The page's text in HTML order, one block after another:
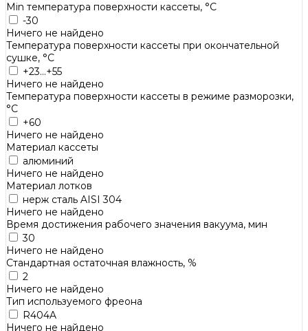
Min температура поверхности кассеты, °C
-30
Ничего не найдено
Температура поверхности кассеты при окончательной
сушке, °C
+23...+55
Ничего не найдено
Температура поверхности кассеты в режиме разморозки,
°C
+60
Ничего не найдено
Материал кассеты
алюминий
Ничего не найдено
Материал лотков
нерж сталь AISI 304
Ничего не найдено
Время достижения рабочего значения вакуума, мин
30
Ничего не найдено
Стандартная остаточная влажность, %
2
Ничего не найдено
Тип используемого фреона
R404A
Ничего не найдено